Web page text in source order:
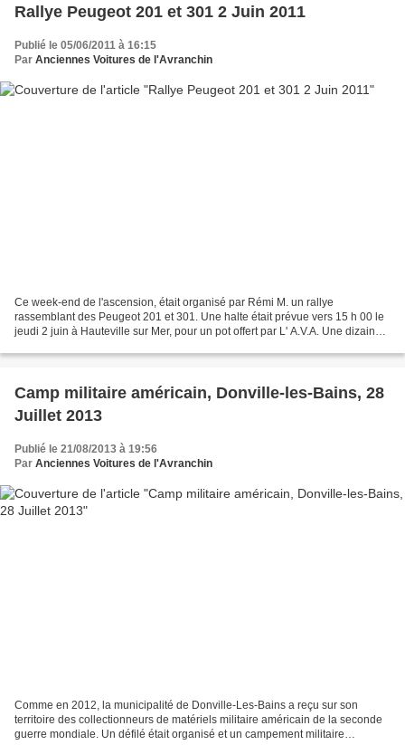
Rallye Peugeot 201 et 301 2 Juin 2011
Publié le 05/06/2011 à 16:15
Par Anciennes Voitures de l'Avranchin
Ce week-end de l'ascension, était organisé par Rémi M. un rallye
rassemblant des Peugeot 201 et 301. Une halte était prévue vers 15 h 00 le
jeudi 2 juin à Hauteville sur Mer, pour un pot offert par L' A.V.A. Une dizaine
Camp militaire américain, Donville-les-Bains, 28
Juillet 2013
Publié le 21/08/2013 à 19:56
Par Anciennes Voitures de l'Avranchin
Comme en 2012, la municipalité de Donville-Les-Bains a reçu sur son
territoire des collectionneurs de matériels militaire américain de la seconde
guerre mondiale. Un défilé était organisé et un campement militaire